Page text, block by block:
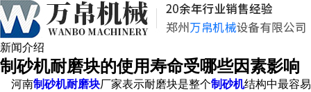
新闻介绍
制砂机耐磨块的使用寿命受哪些因素影响
河南制砂机耐磨块厂家表示耐磨块是整个制砂机结构中最容易